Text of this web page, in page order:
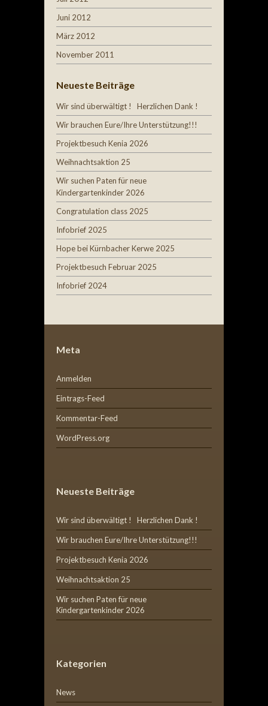
Juni 2012
März 2012
November 2011
Neueste Beiträge
Wir sind überwältigt ! Herzlichen Dank !
Wir brauchen Eure/Ihre Unterstützung!!!
Projektbesuch Kenia 2026
Weihnachtsaktion 25
Wir suchen Paten für neue
Kindergartenkinder 2026
Congratulation class 2025
Infobrief 2025
Hope bei Kürnbacher Kerwe 2025
Projektbesuch Februar 2025
Infobrief 2024
Meta
Anmelden
Eintrags-Feed
Kommentar-Feed
WordPress.org
Neueste Beiträge
Wir sind überwältigt ! Herzlichen Dank !
Wir brauchen Eure/Ihre Unterstützung!!!
Projektbesuch Kenia 2026
Weihnachtsaktion 25
Wir suchen Paten für neue
Kindergartenkinder 2026
Kategorien
News